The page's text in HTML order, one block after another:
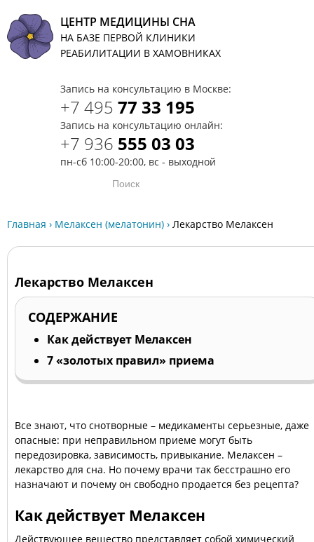
ЦЕНТР МЕДИЦИНЫ СНА
НА БАЗЕ ПЕРВОЙ КЛИНИКИ
РЕАБИЛИТАЦИИ В ХАМОВНИКАХ
Запись на консультацию в Москве:
+7 495 77 33 195
Запись на консультацию онлайн:
+7 936 555 03 03
пн-сб 10:00-20:00, вс - выходной
Главная › Мелаксен (мелатонин) › Лекарство Мелаксен
Лекарство Мелаксен
СОДЕРЖАНИЕ
Как действует Мелаксен
7 «золотых правил» приема
Все знают, что снотворные – медикаменты серьезные, даже
опасные: при неправильном приеме могут быть
передозировка, зависимость, привыкание. Мелаксен –
лекарство для сна. Но почему врачи так бесстрашно его
назначают и почему он свободно продается без рецепта?
Как действует Мелаксен
Действующее вещество представляет собой химический